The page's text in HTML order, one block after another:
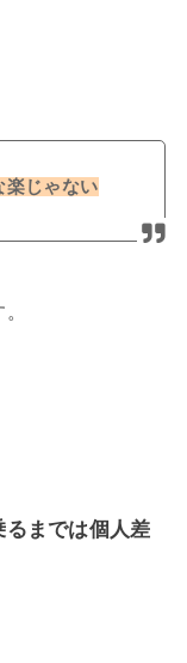
楽じゃない
るまでは個人差